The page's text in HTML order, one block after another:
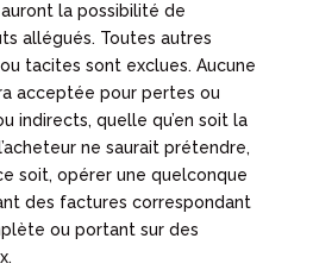
la possibilité de
allégués. Toutes autres
tacites sont exclues. Aucune
acceptée pour pertes ou
indirects, quelle qu’en soit la
ne saurait prétendre,
soit, opérer une quelconque
des factures correspondant
ou portant sur des